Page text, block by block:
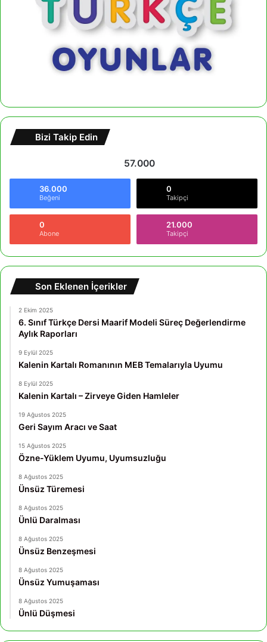
Bizi Takip Edin
57.000
36.000
Beğeni
0
Takipçi
0
Abone
21.000
Takipçi
Son Eklenen İçerikler
2 Ekim 2025
6. Sınıf Türkçe Dersi Maarif Modeli Süreç Değerlendirme
Aylık Raporları
9 Eylül 2025
Kalenin Kartalı Romanının MEB Temalarıyla Uyumu
8 Eylül 2025
Kalenin Kartalı – Zirveye Giden Hamleler
19 Ağustos 2025
Geri Sayım Aracı ve Saat
15 Ağustos 2025
Özne-Yüklem Uyumu, Uyumsuzluğu
8 Ağustos 2025
Ünsüz Türemesi
8 Ağustos 2025
Ünlü Daralması
8 Ağustos 2025
Ünsüz Benzeşmesi
8 Ağustos 2025
Ünsüz Yumuşaması
8 Ağustos 2025
Ünlü Düşmesi